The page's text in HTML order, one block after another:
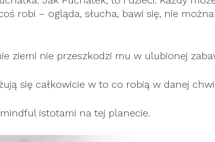
robi – ogląda, słucha, bawi się, nie
ziemi nie przeszkodzi mu w ulubionej
się całkowicie w to co robią w danej
istotami na tej planecie.